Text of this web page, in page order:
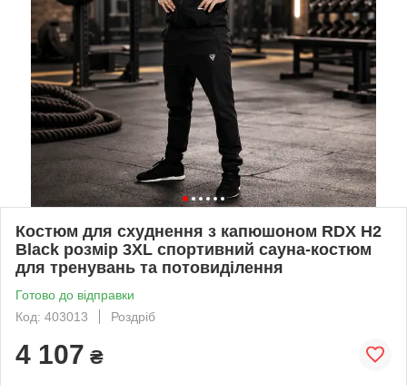
Костюм для схуднення з капюшоном RDX H2
Black розмір 3XL спортивний сауна-костюм
для тренувань та потовиділення
Готово до відправки
Код: 403013
Роздріб
4 107 ₴